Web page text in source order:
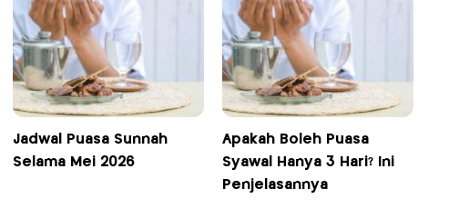
Jadwal Puasa Sunnah
Selama Mei 2026
Apakah Boleh Puasa
Syawal Hanya 3 Hari? Ini
Penjelasannya